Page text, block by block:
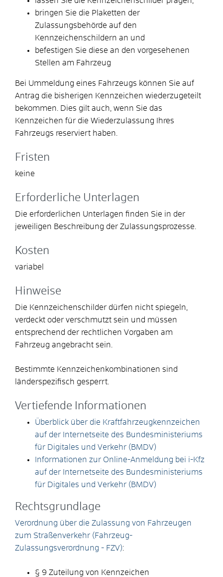
bringen Sie die Plaketten der
Zulassungsbehörde auf den
Kennzeichenschildern an und
befestigen Sie diese an den vorgesehenen
Stellen am Fahrzeug
Bei Ummeldung eines Fahrzeugs können Sie auf
Antrag die bisherigen Kennzeichen wiederzugeteilt
bekommen. Dies gilt auch, wenn Sie das
Kennzeichen für die Wiederzulassung Ihres
Fahrzeugs reserviert haben.
Fristen
keine
Erforderliche Unterlagen
Die erforderlichen Unterlagen finden Sie in der
jeweiligen Beschreibung der Zulassungsprozesse.
Kosten
variabel
Hinweise
Die Kennzeichenschilder dürfen nicht spiegeln,
verdeckt oder verschmutzt sein und müssen
entsprechend der rechtlichen Vorgaben am
Fahrzeug angebracht sein.
Bestimmte Kennzeichenkombinationen sind
länderspezifisch gesperrt.
Vertiefende Informationen
Überblick über die Kraftfahrzeugkennzeichen
auf der Internetseite des Bundesministeriums
für Digitales und Verkehr (BMDV)
Informationen zur Online-Anmeldung bei i-Kfz
auf der Internetseite des Bundesministeriums
für Digitales und Verkehr (BMDV)
Rechtsgrundlage
Verordnung über die Zulassung von Fahrzeugen
zum Straßenverkehr (Fahrzeug-
Zulassungsverordnung - FZV):
§ 9 Zuteilung von Kennzeichen